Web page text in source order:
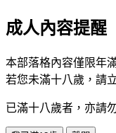
成人內容提醒
本部落格內容僅限年
若您未滿十八歲，請
已滿十八歲者，亦請